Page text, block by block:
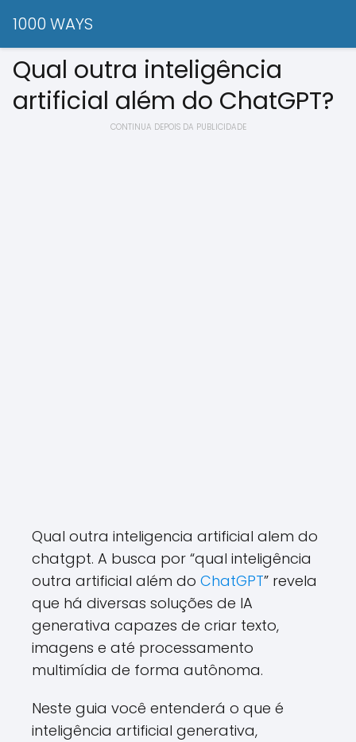
1000 WAYS
Qual outra inteligência
artificial além do ChatGPT?
CONTINUA DEPOIS DA PUBLICIDADE
Qual outra inteligencia artificial alem do
chatgpt. A busca por “qual inteligência
outra artificial além do ChatGPT” revela
que há diversas soluções de IA
generativa capazes de criar texto,
imagens e até processamento
multimídia de forma autônoma.
Neste guia você entenderá o que é
inteligência artificial generativa,